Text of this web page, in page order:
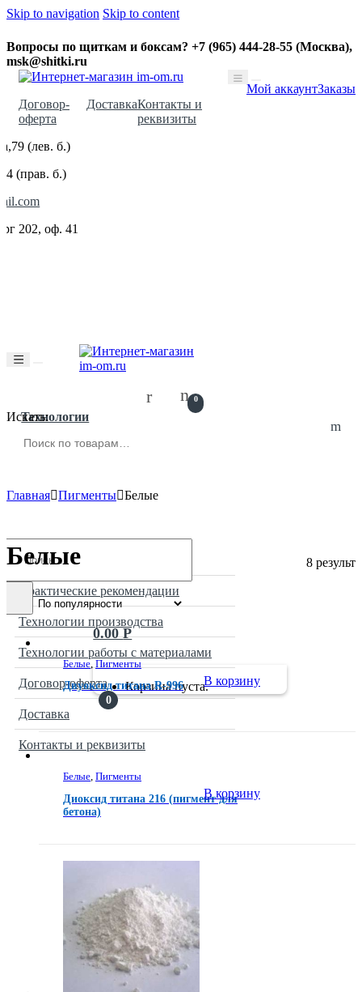
Skip to navigation Skip to content
Вопросы по щиткам и боксам? +7 (965) 444-28-55 (Москва),
msk@shitki.ru
Мой аккаунтЗаказы
Договор-
оферта
ДоставкаКонтакты и
реквизиты
(лев. б.)
(прав. б.)
202, оф. 41
Технологии
Оборудование
Практические рекомендации
Технологии производства
Технологии работы с материалами
Договор-оферта
Доставка
Контакты и реквизиты
Search
for:
0
0.00Р
Корзина пуста.
0
Искать:
Главная Пигменты Белые
Белые 8
Белые, Пигменты
Двуоксид титана R-996 В корзину
Белые, Пигменты
Диоксид титана 216 (пигмент для
бетона)
В корзину